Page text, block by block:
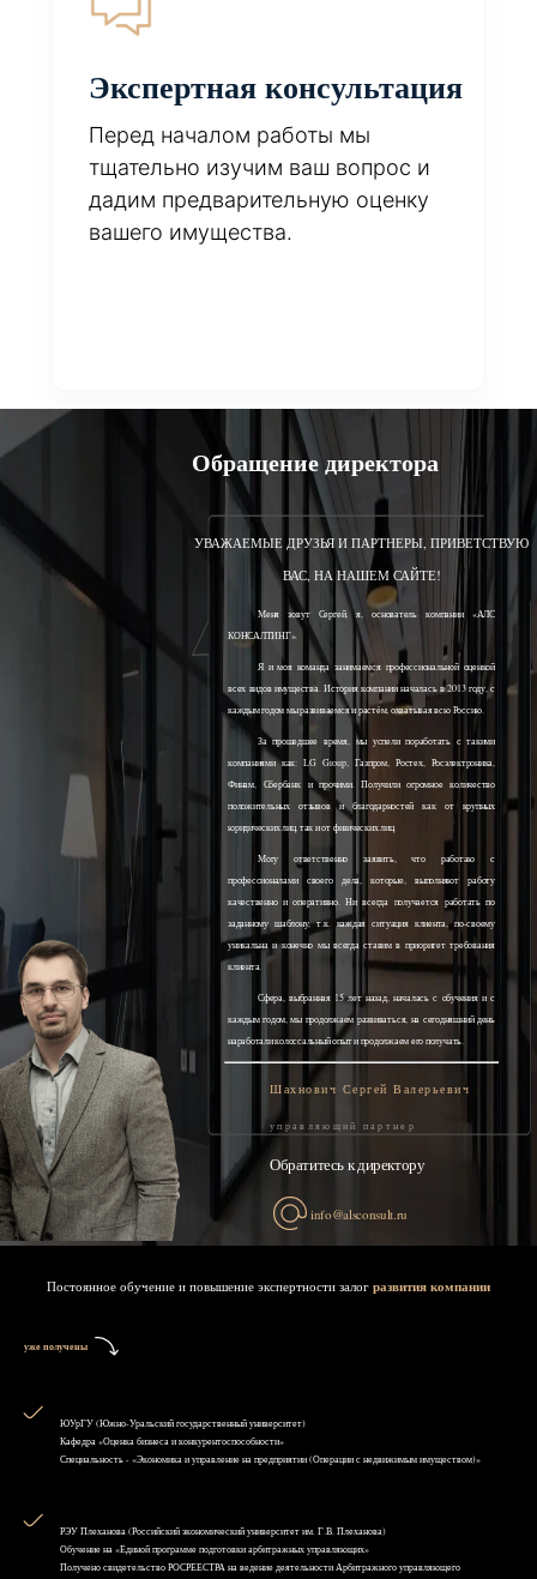
Экспертная консультация
Перед началом работы мы
тщательно изучим ваш вопрос и
дадим предварительную оценку
вашего имущества.
Обращение директора
УВАЖАЕМЫЕ ДРУЗЬЯ И ПАРТНЕРЫ, ПРИВЕТСТВУЮ
ВАС, НА НАШЕМ САЙТЕ!
Меня зовут Сергей, я, основатель компании «АЛС
КОНСАЛТИНГ».
Я и моя команда занимаемся профессиональной оценкой
всех видов имущества. История компании началась в 2013 году, с
каждым годом мы развиваемся и растём, охватывая всю Россию.
За прошедшее время, мы успели поработать с такими
компаниями как: LG Group, Газпром, Ростех, Росэлектроника,
Финам, Сбербанк и прочими. Получили огромное количество
положительных отзывов и благодарностей как от крупных
юридических лиц, так и от физических лиц.
Могу ответственно заявить, что работаю с
профессионалами своего дела, которые, выполняют работу
качественно и оперативно. Ни всегда получается работать по
заданному шаблону, т.к. каждая ситуация клиента, по-своему
уникальна и конечно мы всегда ставим в приоритет требования
клиента.
Сфера, выбранная 15 лет назад, началась с обучения и с
каждым годом, мы продолжаем развиваться, на сегодняшний день
наработали колоссальный опыт и продолжаем его получать.
Шахнович Сергей Валерьевич
управляющий партнер
Обратитесь к директору
info@alsconsult.ru
Постоянное обучение и повышение экспертности залог развития компании
уже получены
ЮУрГУ (Южно-Уральский государственный университет)
Кафедра «Оценка бизнеса и конкурентоспособности»
Специальность - «Экономика и управление на предприятии (Операции с недвижимым имуществом)»
РЭУ Плеханова (Российский экономический университет им. Г.В. Плеханова)
Обучение на «Единой программе подготовки арбитражных управляющих»
Получено свидетельство РОСРЕЕСТРА на ведение деятельности Арбитражного управляющего